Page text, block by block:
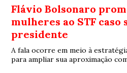
Flávio Bolsonaro
mulheres ao STF caso
presidente
A fala ocorre em meio à
para ampliar sua aproximação